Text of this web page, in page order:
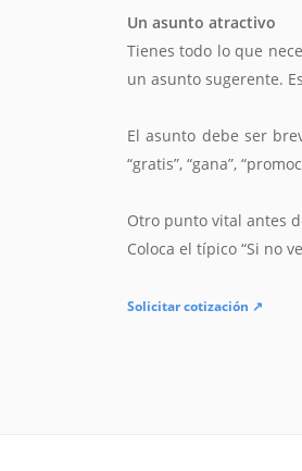
Un asunto atractivo
Tienes todo lo que
un asunto sugerente.
El asunto debe ser
“gratis”, “gana”,
Otro punto vital antes
Coloca el típico “Si no
Solicitar cotización ↗